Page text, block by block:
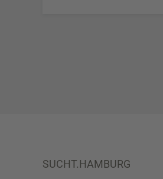
SUCHT.HAMBURG